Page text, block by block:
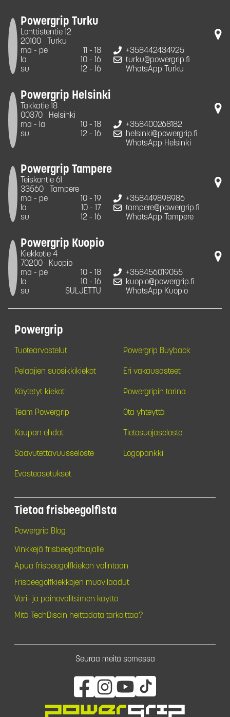
Powergrip Turku
Lonttistentie 12
20100
Turku
ma - pe
11 - 18
la
10 - 16
su
12 - 16
+358442434925
turku@powergrip.fi
WhatsApp Turku
Powergrip Helsinki
Takkatie 18
00370
Helsinki
ma - la
10 - 18
su
12 - 16
+358400268182
helsinki@powergrip.fi
WhatsApp Helsinki
Powergrip Tampere
Teiskontie 61
33560
Tampere
ma - pe
10 - 19
la
10 - 17
su
12 - 16
+358449898986
tampere@powergrip.fi
WhatsApp Tampere
Powergrip Kuopio
Kiekkotie 4
70200
Kuopio
ma - pe
10 - 18
la
10 - 16
su
SULJETTU
+358456019055
kuopio@powergrip.fi
WhatsApp Kuopio
Powergrip
Tuotearvostelut Powergrip Buyback
Pelaajien suosikkikiekot Eri vakausasteet
Käytetyt kiekot Powergripin tarina
Team Powergrip Ota yhteyttä
Kaupan ehdot Tietosuojaseloste
Saavutettavuusseloste Logopankki
Evästeasetukset
Tietoa frisbeegolfista
Powergrip Blog
Vinkkejä frisbeegolfaajalle
Apua frisbeegolfkiekon valintaan
Frisbeegolfkiekkojen muovilaadut
Väri- ja painovalitsimen käyttö
Mitä TechDiscin heittodata tarkoittaa?
Seuraa meitä somessa